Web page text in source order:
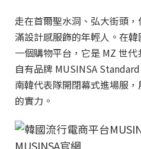
走在首爾聖水洞、弘大街頭
滿設計感服飾的年輕人。在
一個購物平台，它是 MZ 世
自有品牌 MUSINSA
南韓代表隊開閉幕式進場服
的實力。